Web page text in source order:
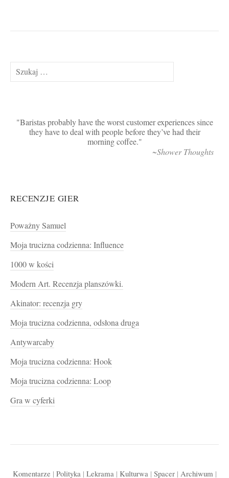
Szukaj:
Baristas probably have the worst customer experiences since
they have to deal with people before they’ve had their
morning coffee.
~Shower Thoughts
RECENZJE GIER
Poważny Samuel
Moja trucizna codzienna: Influence
1000 w kości
Modern Art. Recenzja planszówki.
Akinator: recenzja gry
Moja trucizna codzienna, odsłona druga
Antywarcaby
Moja trucizna codzienna: Hook
Moja trucizna codzienna: Loop
Gra w cyferki
Komentarze | Polityka | Lekrama | Kulturwa | Spacer| Archiwum |